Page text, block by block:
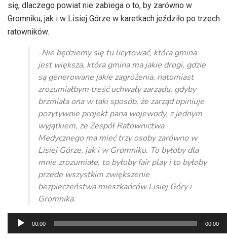
się, dlaczego powiat nie zabiega o to, by zarówno w
Gromniku, jak i w Lisiej Górze w karetkach jeździło po trzech
ratowników.
-Nie będziemy się tu licytować, która gmina
jest większa, która gmina ma jakie drogi, gdzie
są generowane jakie zagrożenia, natomiast
zrozumiałbym treść uchwały zarządu, gdyby
brzmiała ona w taki sposób, że zarząd opiniuje
pozytywnie projekt pana wojewody, z jednym
wyjątkiem, że Zespół Ratownictwa
Medycznego ma mieć trzy osoby zarówno w
Lisiej Górze, jak i w Gromniku. To byłoby dla
mnie zrozumiałe, to byłoby fair play i to byłoby
przede wszystkim zwiększenie
bezpieczeństwa mieszkańców Lisiej Góry i
Gromnika.
Odtwarzacz
plików
00:00 00:00